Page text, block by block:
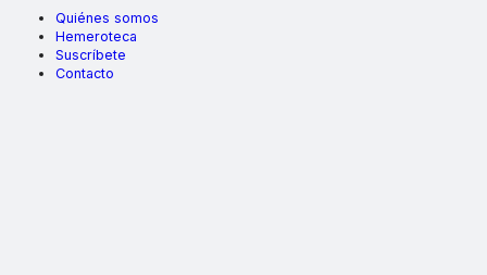
Quiénes somos
Hemeroteca
Suscríbete
Contacto